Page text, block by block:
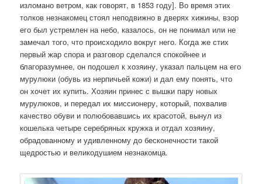
изломано ветром, как говорят, в 1853 году]. Во время этих
толков незнакомец стоял неподвижно в дверях хижины, взор
его был устремлен на небо, казалось, он не понимал или не
замечал того, что происходило вокруг него. Когда же стих
первый жар спора и разговор сделался спокойнее и
благоразумнее, он подошел к хозяину, указал пальцем на его
мурулюки (обувь из нерпичьей кожи) и дал ему понять, что
он хочет их купить. Хозяин принес с вышки пару новых
мурулюков, и передал их миссионеру, который, похвалив
качество обуви и полюбовавшись их красотой, вынул из
кошелька четыре серебряных кружка и отдал хозяину,
обрадованному и удивленному до бесконечности такой
щедростью и великодушием незнакомца.